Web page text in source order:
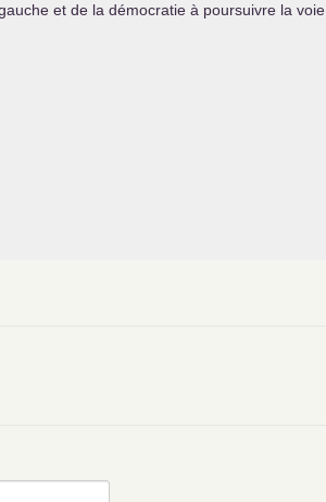
et de la démocratie à poursuivre la voie